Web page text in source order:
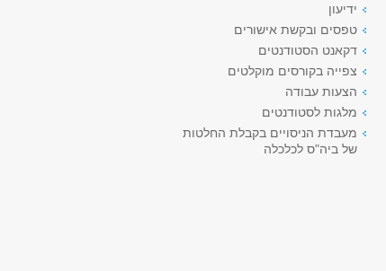
ידיעון
טפסים ובקשת אישורים
דקאנט הסטודנטים
צפייה בקורסים מוקלטים
הצעות עבודה
מלגות לסטודנטים
מעבדת הניסויים בקבלת החלטות
של ביה"ס לכלכלה